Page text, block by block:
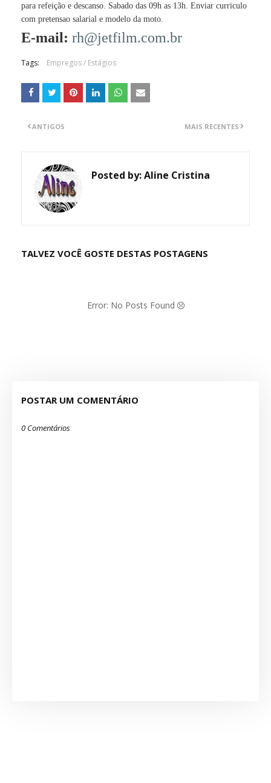
para refeição e descanso. Sabado das 09h as 13h. Enviar curriculo
com pretensao salarial e modelo da moto.
E-mail: rh@jetfilm.com.br
Tags: Empregos / Estágios
MAIS RECENTES
ANTIGOS
Posted by:Aline Cristina
TALVEZ VOCÊ GOSTE DESTAS POSTAGENS
Error: No Posts Found
POSTAR UM COMENTÁRIO
0 Comentários